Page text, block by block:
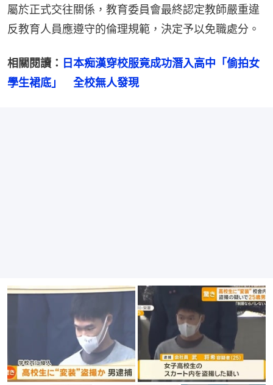
屬於正式交往關係，教育委員會最終認定教師嚴重違
反教育人員應遵守的倫理規範，決定予以免職處分。
相關閱讀： 日本痴漢穿校服竟成功潛入高中「偷拍女
學生裙底」　全校無人發現